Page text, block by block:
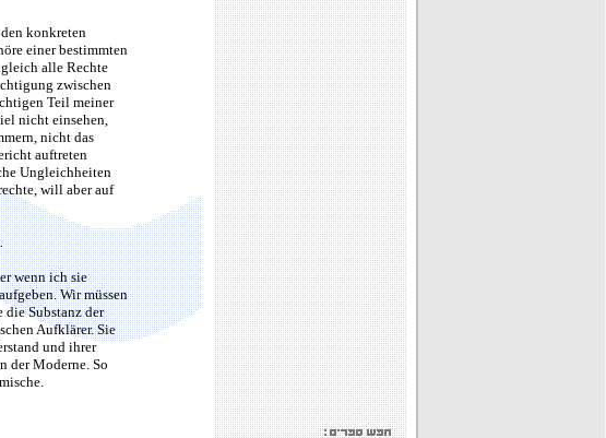
konkreten
einer bestimmten
alle Rechte
zwischen
Teil meiner
nicht einsehen,
nicht das
auftreten
Ungleichheiten
will aber auf
wenn ich sie
Wir müssen
die Substanz der
Aufklärer. Sie
und ihrer
der Moderne. So